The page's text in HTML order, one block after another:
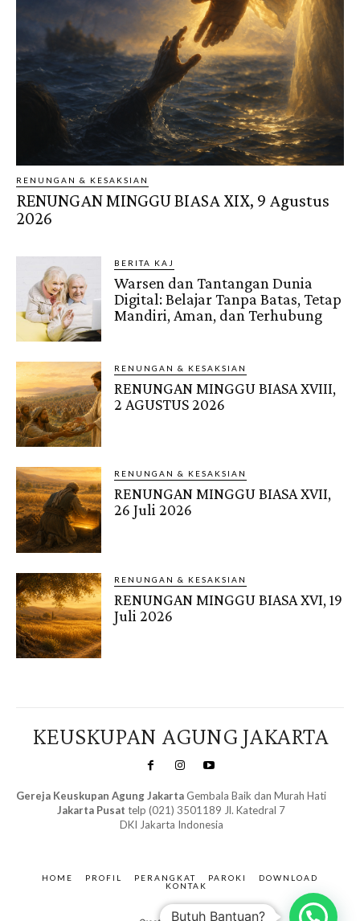
RENUNGAN & KESAKSIAN
RENUNGAN MINGGU BIASA XIX, 9 Agustus
2026
BERITA KAJ
Warsen dan Tantangan Dunia
Digital: Belajar Tanpa Batas, Tetap
Mandiri, Aman, dan Terhubung
RENUNGAN & KESAKSIAN
RENUNGAN MINGGU BIASA XVIII,
2 AGUSTUS 2026
RENUNGAN & KESAKSIAN
RENUNGAN MINGGU BIASA XVII,
26 Juli 2026
RENUNGAN & KESAKSIAN
RENUNGAN MINGGU BIASA XVI, 19
Juli 2026
KEUSKUPAN AGUNG JAKARTA
Gereja Keuskupan Agung Jakarta Gembala Baik dan Murah Hati
Jakarta Pusat telp (021) 3501189 Jl. Katedral 7
DKI Jakarta Indonesia
HOME PROFIL PERANGKAT PAROKI
DOWNLOAD
KONTAK
Butuh Bantuan?